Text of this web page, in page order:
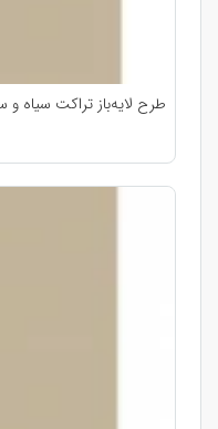
طرح لایه‌باز تراکت سیاه